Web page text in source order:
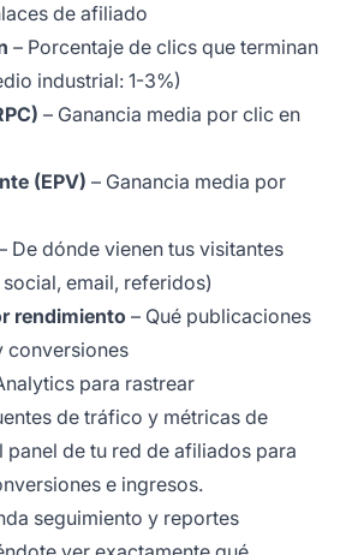
de afiliado
– Porcentaje de clics que terminan
industrial: 1-3%)
– Ganancia media por clic en
(EPV) – Ganancia media por
De dónde vienen tus visitantes
email, referidos)
rendimiento – Qué publicaciones
conversiones
para rastrear
de tráfico y métricas de
panel de tu red de afiliados para
e ingresos.
seguimiento y reportes